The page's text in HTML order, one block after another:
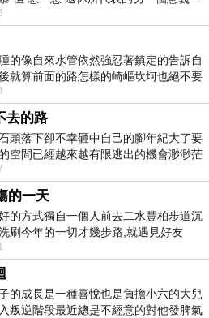
的像自來水管依然強忍著鎮定的告訴自
就算前面的路怎樣的崎嶇坎坷也絕不要
今...
去的路
頭落下卻不幸砸中自己的腳年紀大了要
空間已經越來越有限逃出的機會渺渺茫
已...
的一天
的方式獨自一個人前去二水豐柏步道沉
刷今年的一切才幾步路,就遇見好友
...
的成長是一種喜悅也是負擔小六的大兒
叛逆階段最近總是不經意的對他發脾氣